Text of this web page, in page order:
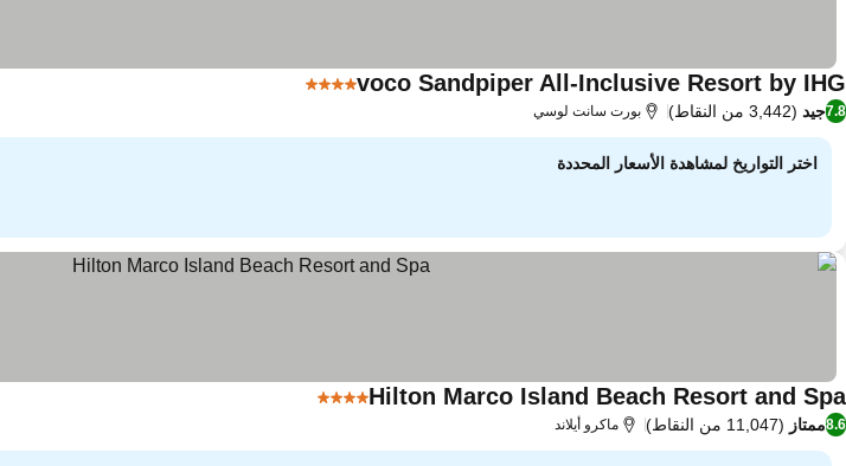
voco Sandpiper All-Inclusive Resort by IHG4 عدد النجوم
7.8جيد (3,442 من النقاط) بورت سانت لوسي
اختر التواريخ لمشاهدة الأسعار المحددة
Hilton Marco Island Beach Resort and Spa4 عدد النجوم
8.6ممتاز (11,047 من النقاط) ماكرو أيلاند